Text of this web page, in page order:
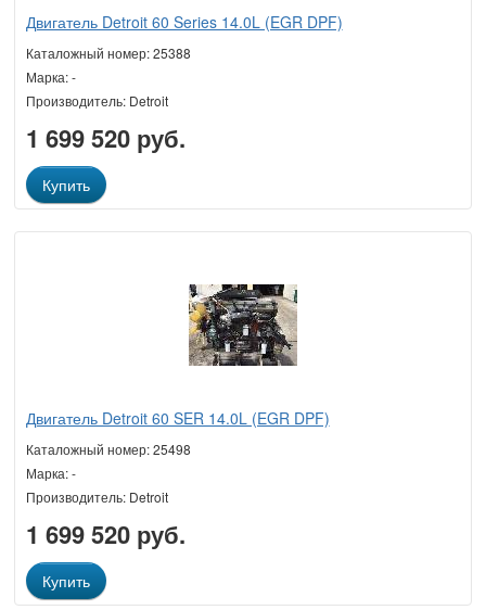
Двигатель Detroit 60 Series 14.0L (EGR DPF)
Каталожный номер: 25388
Марка: -
Производитель: Detroit
1 699 520 руб.
Купить
Двигатель Detroit 60 SER 14.0L (EGR DPF)
Каталожный номер: 25498
Марка: -
Производитель: Detroit
1 699 520 руб.
Купить